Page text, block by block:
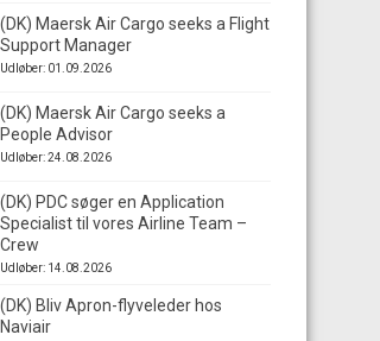
(DK) Maersk Air Cargo seeks a Flight
Support Manager
Udløber: 01.09.2026
(DK) Maersk Air Cargo seeks a
People Advisor
Udløber: 24.08.2026
(DK) PDC søger en Application
Specialist til vores Airline Team –
Crew
Udløber: 14.08.2026
(DK) Bliv Apron-flyveleder hos
Naviair